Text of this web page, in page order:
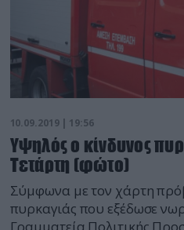
10.09.2019 | 19:56
Υψηλός ο κίνδυνος
Τετάρτη (φώτο)
Σύμφωνα με τον χάρτη
πυρκαγιάς που εξέδωσε
Γραμματεία Πολιτικής